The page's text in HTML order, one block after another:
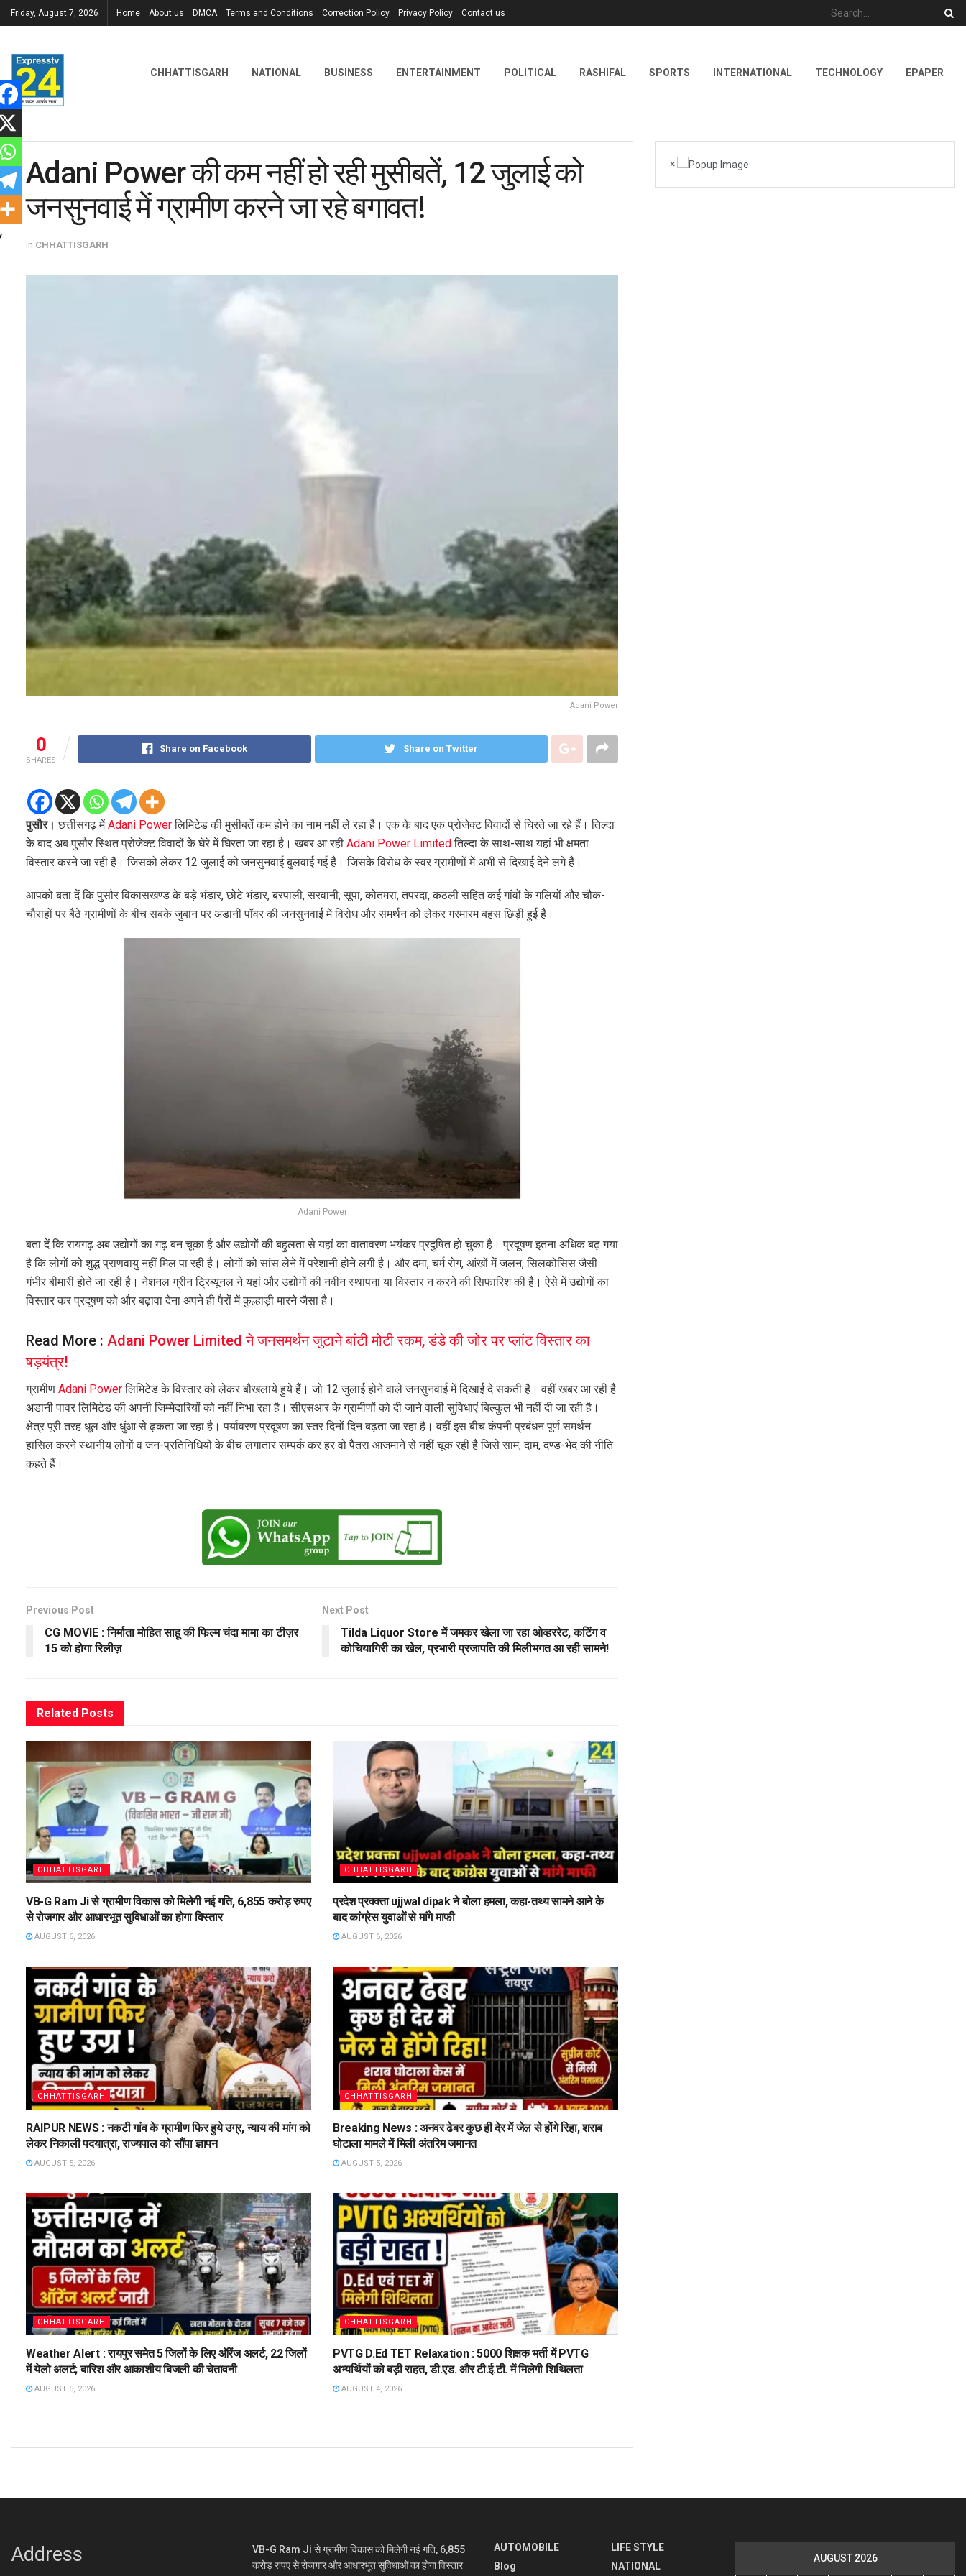
Friday, August 7, 2026 Home About us DMCA Terms and Conditions Correction Policy Privacy Policy Contact us
CHHATTISGARH NATIONAL BUSINESS ENTERTAINMENT POLITICAL RASHIFAL SPORTS INTERNATIONAL TECHNOLOGY EPAPER
Adani Power की कम नहीं हो रही मुसीबतें, 12 जुलाई को
जनसुनवाई में ग्रामीण करने जा रहे बगावत!
in CHHATTISGARH
Adani Power
0
SHARES
Share on Facebook Share on Twitter
पुसौर। छत्तीसगढ़ मेंAdani Powerलिमिटेड की मुसीबतें कम होने का नाम नहीं ले रहा है। एक के बाद एक प्रोजेक्ट विवादों से घिरते जा रहे हैं। तिल्दा
के बाद अब पुसौर स्थित प्रोजेक्ट विवादों के घेरे में घिरता जा रहा है। खबर आ रही Adani Power Limited तिल्दा के साथ-साथ यहां भी क्षमता
विस्तार करने जा रही है। जिसको लेकर 12 जुलाई को जनसुनवाई बुलवाई गई है। जिसके विरोध के स्वर ग्रामीणों में अभी से दिखाई देने लगे हैं।
आपको बता दें कि पुसौर विकासखण्ड के बड़े भंडार, छोटे भंडार, बरपाली, सरवानी, सूपा, कोतमरा, तपरदा, कठली सहित कई गांवों के गलियों और चौक-
चौराहों पर बैठे ग्रामीणों के बीच सबके जुबान पर अडानी पॉवर की जनसुनवाई में विरोध और समर्थन को लेकर गरमारम बहस छिड़ी हुई है।
Adani Power
बता दें कि रायगढ़ अब उद्योगों का गढ़ बन चूका है और उद्योगों की बहुलता से यहां का वातावरण भयंकर प्रदुषित हो चुका है। प्रदूषण इतना अधिक बढ़ गया
है कि लोगों को शुद्ध प्राणवायु नहीं मिल पा रही है। लोगों को सांस लेने में परेशानी होने लगी है। और दमा, चर्म रोग, आंखों में जलन, सिलकोसिस जैसी
गंभीर बीमारी होते जा रही है। नेशनल ग्रीन ट्रिब्यूनल ने यहां और उद्योगों की नवीन स्थापना या विस्तार न करने की सिफारिश की है। ऐसे में उद्योगों का
विस्तार कर प्रदूषण को और बढ़ावा देना अपने ही पैरों में कुल्हाड़ी मारने जैसा है।
Read More : Adani Power Limited ने जनसमर्थन जुटाने बांटी मोटी रकम, डंडे की जोर पर प्लांट विस्तार का
षड़यंत्र!
ग्रामीण Adani Powerलिमिटेड के विस्तार को लेकर बौखलाये हुये हैं। जो 12 जुलाई होने वाले जनसुनवाई में दिखाई दे सकती है। वहीं खबर आ रही है
अडानी पावर लिमिटेड की अपनी जिम्मेदारियों को नहीं निभा रहा है। सीएसआर के ग्रामीणों को दी जाने वाली सुविधाएं बिल्कुल भी नहीं दी जा रही है।
क्षेत्र पूरी तरह धूृल और धुंआ से ढ़कता जा रहा है। पर्यावरण प्रदूषण का स्तर दिनों दिन बढ़ता जा रहा है। वहीं इस बीच कंपनी प्रबंधन पूर्ण समर्थन
हासिल करने स्थानीय लोगों व जन-प्रतिनिधियों के बीच लगातार सम्पर्क कर हर वो पैंतरा आजमाने से नहीं चूक रही है जिसे साम, दाम, दण्ड-भेद की नीति
कहते हैं।
Previous Post
CG MOVIE : निर्माता मोहित साहू की फिल्म चंदा मामा का टीज़र
15 को होगा रिलीज़
Next Post
Tilda Liquor Store में जमकर खेला जा रहा ओव्हररेट, कटिंग व
कोचियागिरी का खेल, प्रभारी प्रजापति की मिलीभगत आ रही सामने!
Related Posts
CHHATTISGARH
VB-G Ram Ji से ग्रामीण विकास को मिलेगी नई गति, 6,855 करोड़ रुपए
से रोजगार और आधारभूत सुविधाओं का होगा विस्तार
AUGUST 6, 2026
CHHATTISGARH
प्रदेश प्रवक्ता ujjwal dipak ने बोला हमला, कहा-तथ्य सामने आने के
बाद कांग्रेस युवाओं से मांगे माफी
AUGUST 6, 2026
CHHATTISGARH
RAIPUR NEWS : नकटी गांव के ग्रामीण फिर हुये उग्र, न्याय की मांग को
लेकर निकाली पदयात्रा, राज्यपाल को सौंपा ज्ञापन
AUGUST 5, 2026
CHHATTISGARH
Breaking News : अनवर ढेबर कुछ ही देर में जेल से होंगे रिहा, शराब
घोटाला मामले में मिली अंतरिम जमानत
AUGUST 5, 2026
CHHATTISGARH
Weather Alert : रायपुर समेत 5 जिलों के लिए ऑरेंज अलर्ट, 22 जिलों
में येलो अलर्ट; बारिश और आकाशीय बिजली की चेतावनी
AUGUST 5, 2026
CHHATTISGARH
PVTG D.Ed TET Relaxation : 5000 शिक्षक भर्ती में PVTG
अभ्यर्थियों को बड़ी राहत, डी.एड. और टी.ई.टी. में मिलेगी शिथिलता
AUGUST 4, 2026
×
Address
VB-G Ram Ji से ग्रामीण विकास को मिलेगी नई गति, 6,855
करोड़ रुपए से रोजगार और आधारभूत सुविधाओं का होगा विस्तार
AUTOMOBILE
Blog
LIFE STYLE
NATIONAL
AUGUST 2026